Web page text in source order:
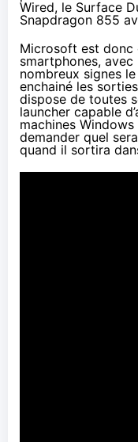
Wired, le Surface
Snapdragon 855
Microsoft est donc
smartphones,
nombreux signes le
enchainé les
dispose de toutes
launcher capable
machines Windows
demander quel
quand il sortira